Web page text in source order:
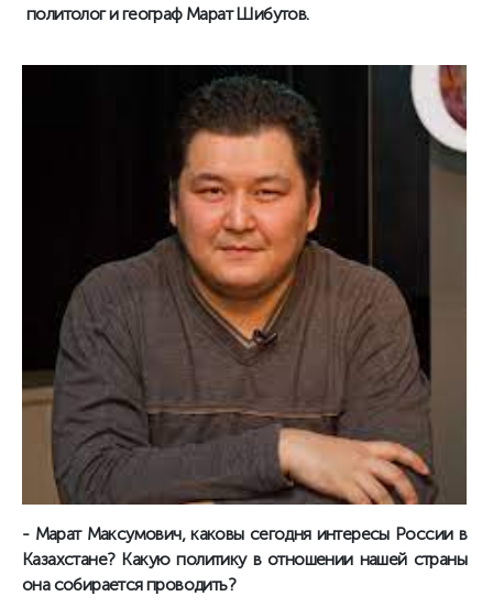
политолог и географ Марат Шибутов.
- Марат Максумович, каковы сегодня интересы России в
Казахстане? Какую политику в отношении нашей страны
она собирается проводить?